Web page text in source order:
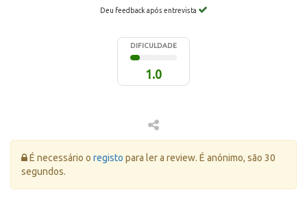
Deu feedback após entrevista
DIFICULDADE
1.0
Erro:
É necessário o registo para ler a review. É anónimo, são 30
segundos.